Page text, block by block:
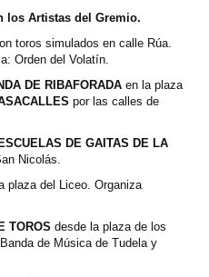
los Artistas del Gremio.
toros simulados en calle Rúa.
Orden del Volatín.
DE RIBAFORADA en la plaza
por las calles de
DE GAITAS DE LA
Nicolás.
plaza del Liceo. Organiza
TOROS desde la plaza de los
de Música de Tudela y